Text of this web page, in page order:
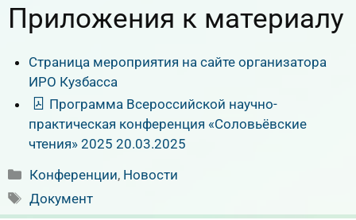
Приложения к материалу
Страница мероприятия на сайте организатора
ИРО Кузбасса
Программа Всероссийской научно-
практическая конференция «Соловьёвские
чтения» 2025 20.03.2025
Рубрики
Конференции, Новости
Метки
Документ